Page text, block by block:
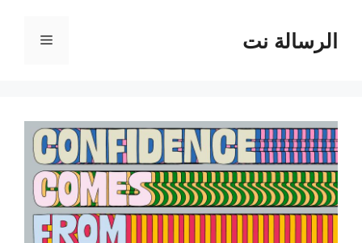
المحتوىالرسالة نت القائمة